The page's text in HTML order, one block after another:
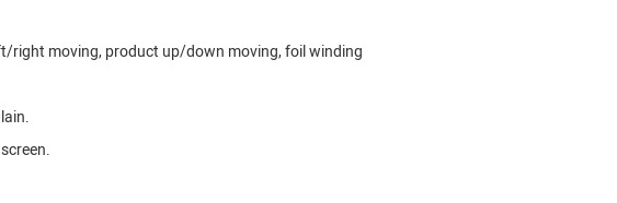
right moving, product up/down moving, foil winding